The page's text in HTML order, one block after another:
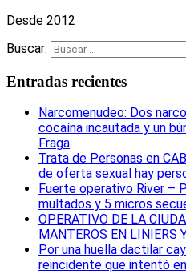
Desde 2012
Buscar:
Entradas recientes
Narcomenudeo: Dos
cocaína incautada y un
Fraga
Trata de Personas en
de oferta sexual hay
Fuerte operativo River –
multados y 5 micros
OPERATIVO DE LA
MANTEROS EN LINIERS
Por una huella dactilar
reincidente que intentó